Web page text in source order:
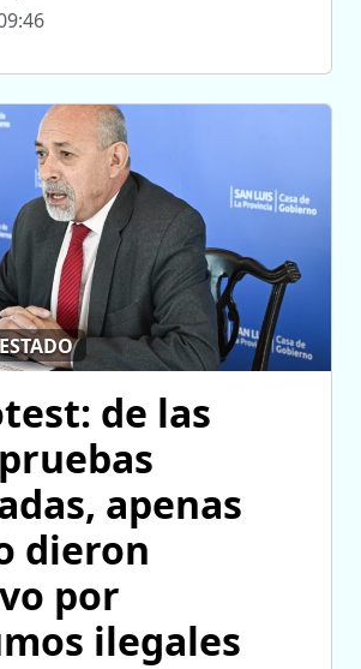
de las
apenas
dieron
por
ilegales